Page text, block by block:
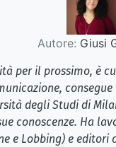
Autore: Giusi
per il prossimo, è
degli Studi di
conoscenze. Ha
e Lobbing) e editori